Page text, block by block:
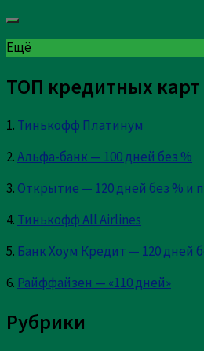
Ещё
ТОП кредитных карт
1. Тинькофф Платинум
2.Альфа-банк — 100 дней без %
3. Открытие — 120 дней без % и
4. Тинькофф All Airlines
5. Банк Хоум Кредит — 120 дней
6. Райффайзен — «110 дней»
Рубрики